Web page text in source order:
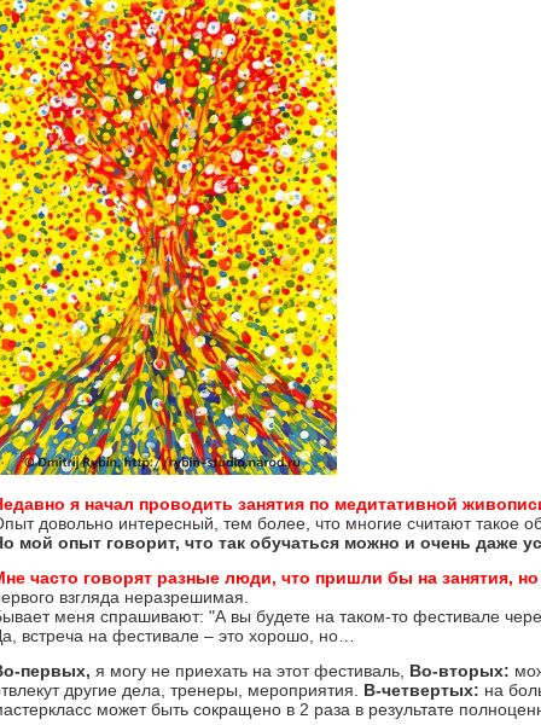
я начал проводить занятия по медитативной
довольно интересный, тем более, что многие считают
мой опыт говорит, что так обучаться можно и очень даже
часто говорят разные люди, что пришли бы на занятия,
взгляда неразрешимая.
меня спрашивают: "А вы будете на таком-то фестивале
встреча на фестивале – это хорошо, но…
первых, я могу не приехать на этот фестиваль, Во-вторых:
другие дела, тренеры, мероприятия. В-четвертых: на
может быть сокращено в 2 раза в результате